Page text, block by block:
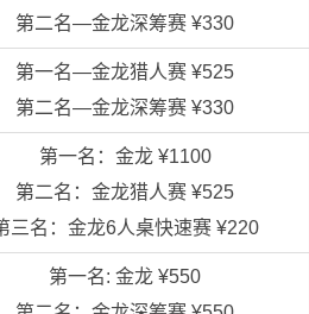
第二名—金龙深筹赛 ¥330
第一名—金龙猎人赛 ¥525
第二名—金龙深筹赛 ¥330
第一名：金龙 ¥1100
第二名：金龙猎人赛 ¥525
三名：金龙6人桌快速赛 ¥220
第一名: 金龙 ¥550